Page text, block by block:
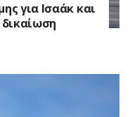
για Ισαάκ και